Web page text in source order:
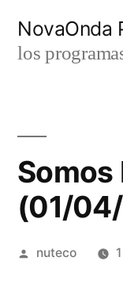
NovaOnda
los
Somos
(01/
Publicada
nuteco